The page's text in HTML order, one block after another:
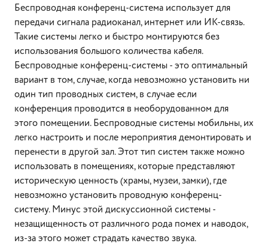
Беспроводная конференц-система использует для
передачи сигнала радиоканал, интернет или ИК-связь.
Такие системы легко и быстро монтируются без
использования большого количества кабеля.
Беспроводные конференц-системы - это оптимальный
вариант в том, случае, когда невозможно установить ни
один тип проводных систем, в случае если
конференция проводится в необорудованном для
этого помещении. Беспроводные системы мобильны, их
легко настроить и после мероприятия демонтировать и
перенести в другой зал. Этот тип систем также можно
использовать в помещениях, которые представляют
историческую ценность (храмы, музеи, замки), где
невозможно установить проводную конференц-
систему. Минус этой дискуссионной системы -
незащищенность от различного рода помех и наводок,
из-за этого может страдать качество звука.